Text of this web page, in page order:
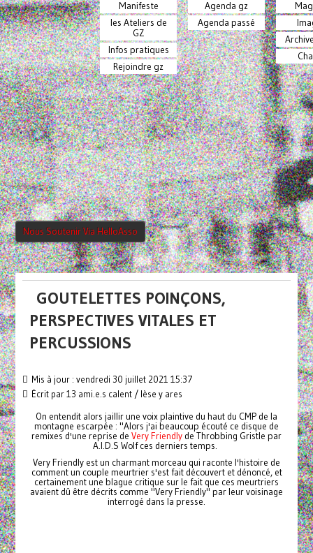
Manifeste
les Ateliers de
GZ
Infos pratiques
Rejoindre gz
Agenda gz
Agenda passé
Nous Soutenir Via HelloAsso
GOUTELETTES POINÇONS,
PERSPECTIVES VITALES ET
PERCUSSIONS
Mis à jour : vendredi 30 juillet 2021 15:37
Écrit par13 ami.e.s calent / lèse y ares
On entendit alors jaillir une voix plaintive du haut du CMP de la
montagne escarpée : "Alors j'ai beaucoup écouté ce disque de
remixes d'une reprise de Very Friendly de Throbbing Gristle par
A.I.D.S Wolf ces derniers temps.
Very Friendly est un charmant morceau qui raconte l'histoire de
comment un couple meurtrier s'est fait découvert et dénoncé, et
certainement une blague critique sur le fait que ces meurtriers
avaient dû être décrits comme "Very Friendly" par leur voisinage
interrogé dans la presse.